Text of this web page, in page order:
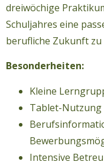
dreiwöchige
Schuljahres eine
berufliche Zukunft zu
Besonderheiten:
Kleine
Tablet-Nutzung
Intensive